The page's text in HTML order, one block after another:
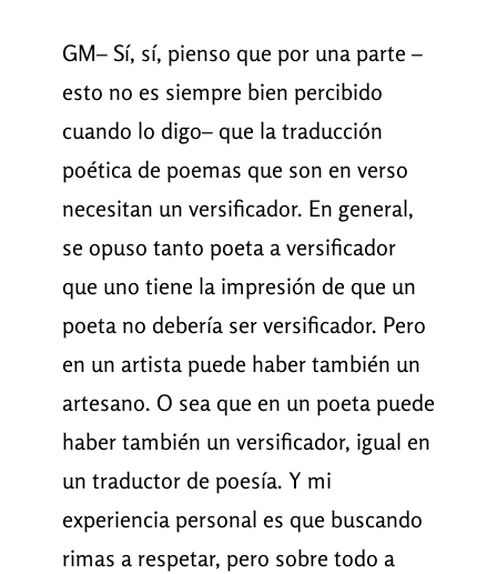
GM– Sí, sí, pienso que por una parte –
esto no es siempre bien percibido
cuando lo digo– que la traducción
poética de poemas que son en verso
necesitan un versificador. En general,
se opuso tanto poeta a versificador
que uno tiene la impresión de que un
poeta no debería ser versificador. Pero
en un artista puede haber también un
artesano. O sea que en un poeta puede
haber también un versificador, igual en
un traductor de poesía. Y mi
experiencia personal es que buscando
rimas a respetar, pero sobre todo a